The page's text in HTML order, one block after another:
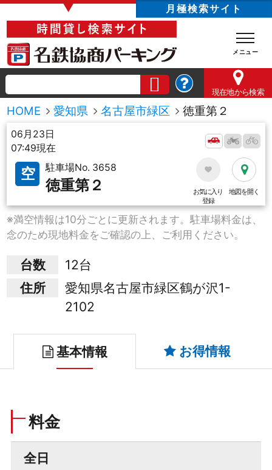
▼ 月極検索サイト
現在地から検索
HOME 愛知県 名古屋市緑区 徳重第２
06月23日
07:49現在
空 駐車場No. 3658
徳重第２
お気に入り
登録
地図を開く
※満空情報は10分ごとに更新されます。駐車場料金は、
念のため現地料金をご確認の上、ご利用ください。
台数
12台
住所
愛知県名古屋市緑区鶴が沢1-
2102
基本情報 お得情報
料金
全日